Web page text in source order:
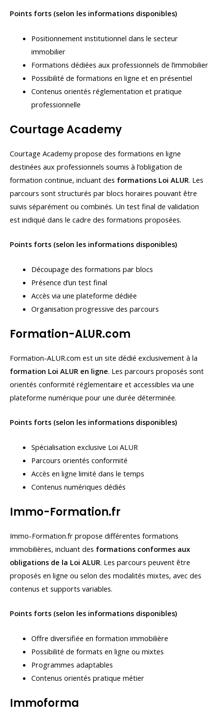
Points forts (selon les informations disponibles)
Positionnement institutionnel dans le secteur
immobilier
Formations dédiées aux professionnels de l’immobilier
Possibilité de formations en ligne et en présentiel
Contenus orientés réglementation et pratique
professionnelle
Courtage Academy
Courtage Academy propose des formations en ligne
destinées aux professionnels soumis à l’obligation de
formation continue, incluant des formations Loi ALUR. Les
parcours sont structurés par blocs horaires pouvant être
suivis séparément ou combinés. Un test final de validation
est indiqué dans le cadre des formations proposées.
Points forts (selon les informations disponibles)
Découpage des formations par blocs
Présence d’un test final
Accès via une plateforme dédiée
Organisation progressive des parcours
Formation-ALUR.com
Formation-ALUR.com est un site dédié exclusivement à la
formation Loi ALUR en ligne. Les parcours proposés sont
orientés conformité réglementaire et accessibles via une
plateforme numérique pour une durée déterminée.
Points forts (selon les informations disponibles)
Spécialisation exclusive Loi ALUR
Parcours orientés conformité
Accès en ligne limité dans le temps
Contenus numériques dédiés
Immo-Formation.fr
Immo-Formation.fr propose différentes formations
immobilières, incluant des formations conformes aux
obligations de la Loi ALUR. Les parcours peuvent être
proposés en ligne ou selon des modalités mixtes, avec des
contenus et supports variables.
Points forts (selon les informations disponibles)
Offre diversifiée en formation immobilière
Possibilité de formats en ligne ou mixtes
Programmes adaptables
Contenus orientés pratique métier
Immoforma